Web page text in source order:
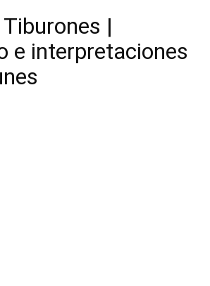
|
e interpretaciones